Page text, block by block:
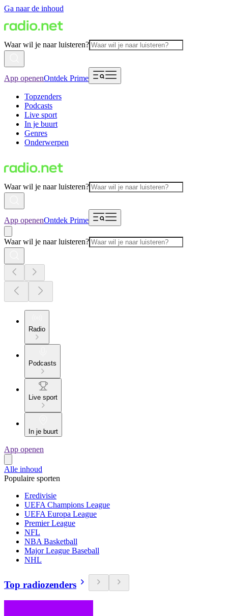
Ga naar de inhoud
Waar wil je naar luisteren?
App openenOntdek Prime
Topzenders
Podcasts
Live sport
In je buurt
Genres
Onderwerpen
Waar wil je naar luisteren?
App openenOntdek Prime
Waar wil je naar luisteren?
Radio
Podcasts
Live sport
In je buurt
App openen
Alle inhoud
Populaire sporten
Eredivisie
UEFA Champions League
UEFA Europa League
Premier League
NFL
NBA Basketball
Major League Baseball
NHL
Top radiozenders